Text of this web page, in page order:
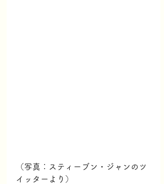
（写真：スティーブン・ジャンのツ
イッターより）